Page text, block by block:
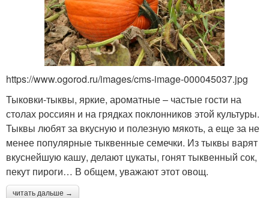
https://www.ogorod.ru/images/cms-image-000045037.jpg
Тыковки-тыквы, яркие, ароматные – частые гости на
столах россиян и на грядках поклонников этой культуры.
Тыквы любят за вкусную и полезную мякоть, а еще за не
менее популярные тыквенные семечки. Из тыквы варят
вкуснейшую кашу, делают цукаты, гонят тыквенный сок,
пекут пироги… В общем, уважают этот овощ.
читать дальше →